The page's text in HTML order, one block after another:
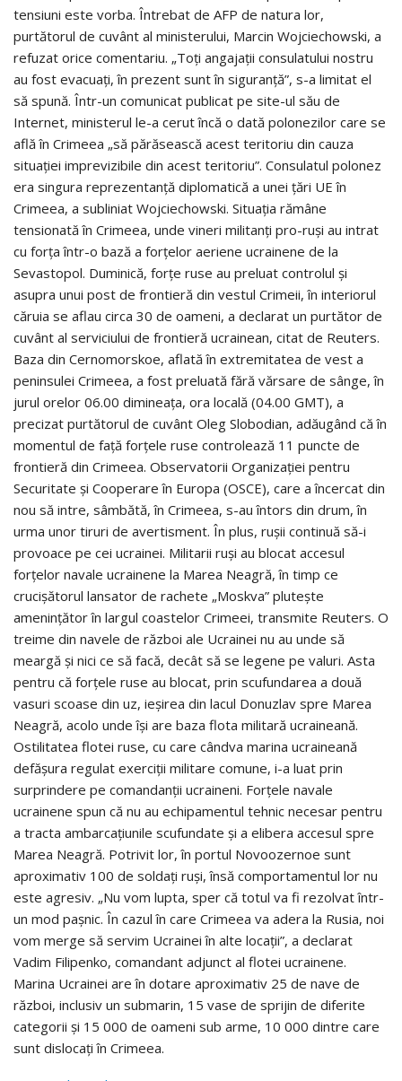
tensiuni este vorba. Întrebat de AFP de natura lor,
purtătorul de cuvânt al ministerului, Marcin Wojciechowski, a
refuzat orice comentariu. „Toţi angajaţii consulatului nostru
au fost evacuaţi, în prezent sunt în siguranţă”, s-a limitat el
să spună. Într-un comunicat publicat pe site-ul său de
Internet, ministerul le-a cerut încă o dată polonezilor care se
află în Crimeea „să părăsească acest teritoriu din cauza
situaţiei imprevizibile din acest teritoriu”. Consulatul polonez
era singura reprezentanţă diplomatică a unei ţări UE în
Crimeea, a subliniat Wojciechowski. Situaţia rămâne
tensionată în Crimeea, unde vineri militanţi pro-ruşi au intrat
cu forţa într-o bază a forţelor aeriene ucrainene de la
Sevastopol. Duminică, forţe ruse au preluat controlul şi
asupra unui post de frontieră din vestul Crimeii, în interiorul
căruia se aflau circa 30 de oameni, a declarat un purtător de
cuvânt al serviciului de frontieră ucrainean, citat de Reuters.
Baza din Cernomorskoe, aflată în extremitatea de vest a
peninsulei Crimeea, a fost preluată fără vărsare de sânge, în
jurul orelor 06.00 dimineaţa, ora locală (04.00 GMT), a
precizat purtătorul de cuvânt Oleg Slobodian, adăugând că în
momentul de faţă forţele ruse controlează 11 puncte de
frontieră din Crimeea. Observatorii Organizaţiei pentru
Securitate şi Cooperare în Europa (OSCE), care a încercat din
nou să intre, sâmbătă, în Crimeea, s-au întors din drum, în
urma unor tiruri de avertisment. În plus, ruşii continuă să-i
provoace pe cei ucrainei. Militarii ruşi au blocat accesul
forţelor navale ucrainene la Marea Neagră, în timp ce
crucişătorul lansator de rachete „Moskva” pluteşte
ameninţător în largul coastelor Crimeei, transmite Reuters. O
treime din navele de război ale Ucrainei nu au unde să
meargă şi nici ce să facă, decât să se legene pe valuri. Asta
pentru că forţele ruse au blocat, prin scufundarea a două
vasuri scoase din uz, ieşirea din lacul Donuzlav spre Marea
Neagră, acolo unde îşi are baza flota militară ucraineană.
Ostilitatea flotei ruse, cu care cândva marina ucraineană
defăşura regulat exerciţii militare comune, i-a luat prin
surprindere pe comandanţii ucraineni. Forţele navale
ucrainene spun că nu au echipamentul tehnic necesar pentru
a tracta ambarcaţiunile scufundate şi a elibera accesul spre
Marea Neagră. Potrivit lor, în portul Novoozernoe sunt
aproximativ 100 de soldaţi ruşi, însă comportamentul lor nu
este agresiv. „Nu vom lupta, sper că totul va fi rezolvat într-
un mod paşnic. În cazul în care Crimeea va adera la Rusia, noi
vom merge să servim Ucrainei în alte locaţii”, a declarat
Vadim Filipenko, comandant adjunct al flotei ucrainene.
Marina Ucrainei are în dotare aproximativ 25 de nave de
război, inclusiv un submarin, 15 vase de sprijin de diferite
categorii şi 15 000 de oameni sub arme, 10 000 dintre care
sunt dislocaţi în Crimeea.